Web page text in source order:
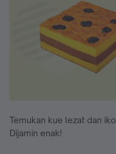
Temukan kue lezat dan
Dijamin enak!